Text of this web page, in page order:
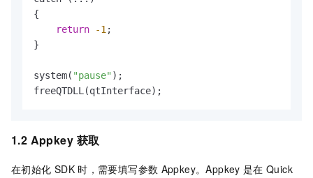
{
return
-1 ;
}
system( "pause" );
freeQTDLL(qtInterface);
1.2 Appkey 获取
在初始化 SDK 时，需要填写参数 Appkey。Appkey 是在 Quick